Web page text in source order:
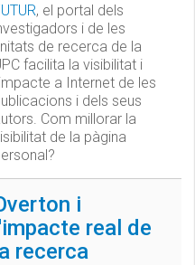
, el portal dels
i de les
de recerca de la
facilita la visibilitat i
a Internet de les
i dels seus
Com millorar la
de la pàgina
i
real de
recerca